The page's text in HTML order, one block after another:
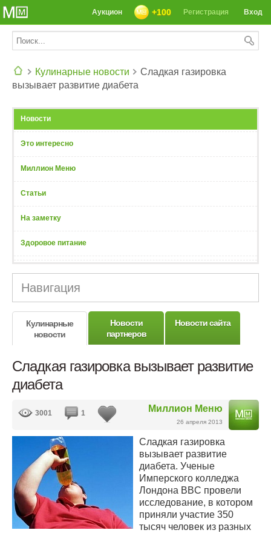
Вход
Регистрация
+100
Аукцион
Кулинарные новости
Сладкая газировка
вызывает развитие диабета
Новости
Это интересно
Миллион Меню
Статьи
На заметку
Здоровое питание
Навигация
Кулинарные
новости
Новости
партнеров
Новости сайта
Сладкая газировка вызывает развитие
диабета
Миллион Меню
26 апреля 2013
3001 1
Сладкая газировка
вызывает развитие
диабета. Ученые
Имперского колледжа
Лондона BBC провели
исследование, в котором
приняли участие 350
тысяч человек из разных